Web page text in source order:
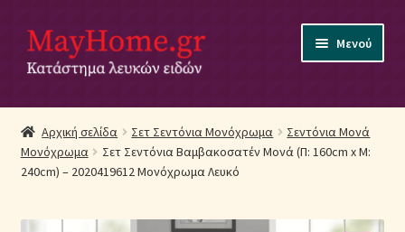
Απευθείας
μετάβαση
στην
Μετάβαση
σε
περιεχόμενο
Μενού
Αρχική
Ακύρωση Παραγγελίας
Αρχική σελίδα Σετ Σεντόνια Μονόχρωμα
Σεντόνια Μονά
Μονόχρωμα
Σετ Σεντόνια Βαμβακοσατέν Μονά (Π: 160cm x Μ:
240cm) – 2020419612 Μονόχρωμα Λευκό